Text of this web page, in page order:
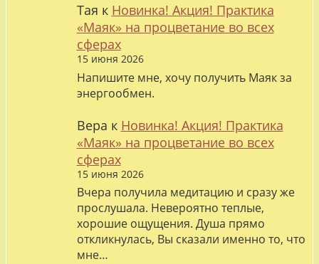
Тая к Новинка! Акция! Практика
«Маяк» на процветание во всех
сферах
15 июня 2026
Напишите мне, хочу получить Маяк за
энергообмен.
Вера к Новинка! Акция! Практика
«Маяк» на процветание во всех
сферах
15 июня 2026
Вчера получила медитацию и сразу же
прослушала. Невероятно теплые,
хорошие ощущения. Душа прямо
откликнулась, Вы сказали именно то, что
мне…